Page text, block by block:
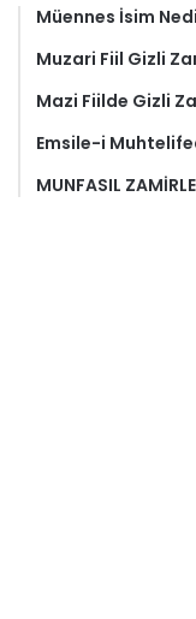
Müennes İsim
Muzari Fiil Gizli
Mazi Fiilde Gizli
Emsile-i
MUNFASIL